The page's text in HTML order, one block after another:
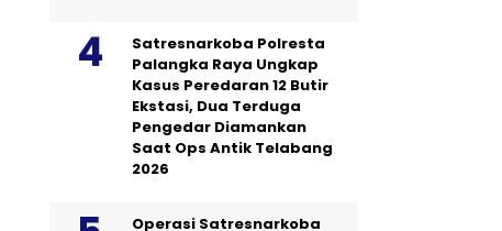
Satresnarkoba Polresta
Palangka Raya Ungkap
Kasus Peredaran 12 Butir
Ekstasi, Dua Terduga
Pengedar Diamankan
Saat Ops Antik Telabang
2026
Operasi Satresnarkoba